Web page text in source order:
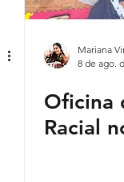
Mariana
8 de ago.
Oficina
Racial